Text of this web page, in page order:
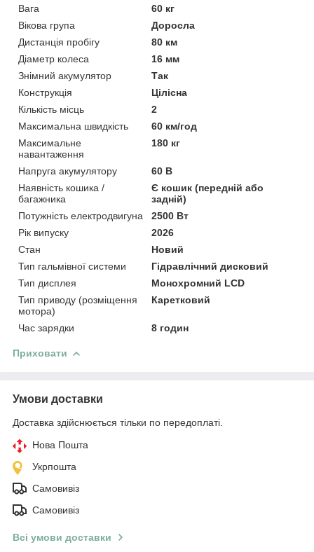
Вага
60 кг
Вікова група
Доросла
Дистанція пробігу
80 км
Діаметр колеса
16 мм
Знімний акумулятор
Так
Конструкція
Цілісна
Кількість місць
2
Максимальна швидкість
60 км/год
Максимальне
навантаження
180 кг
Напруга акумулятору
60 В
Наявність кошика /
багажника
Є кошик (передній або
задній)
Потужність електродвигуна
2500 Вт
Рік випуску
2026
Стан
Новий
Тип гальмівної системи
Гідравлічний дисковий
Тип дисплея
Монохромний LCD
Тип приводу (розміщення
мотора)
Каретковий
Час зарядки 8 годин
Приховати
Умови доставки
Доставка здійснюється тільки по передоплаті.
Нова Пошта
Укрпошта
Самовивіз
Самовивіз
Всі умови доставки